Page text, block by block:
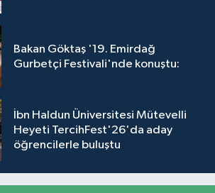
Bakan Göktaş '19. Emirdağ
Gurbetçi Festivali'nde konuştu:
İbn Haldun Üniversitesi Mütevelli
Heyeti TercihFest'26'da aday
öğrencilerle buluştu